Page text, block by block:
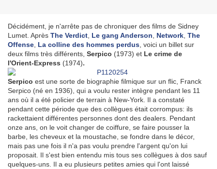
Décidément, je n'arrête pas de chroniquer des films de Sidney
Lumet. Après The Verdict Le gang Anderson Network The
Offense La colline des hommes perdus , voici un billet sur
deux films très différents, Serpico (1973) et Le crime de
l'Orient-Express (1974).
Serpico est une sorte de biographie filmique sur un flic, Franck
Serpico (né en 1936), qui a voulu rester intègre pendant les 11
ans où il a été policier de terrain à New-York. Il a constaté
pendant cette période que des collègues était corrompus: ils
rackettaient différentes personnes dont des dealers. Pendant
onze ans, on le voit changer de coiffure, se faire pousser la
barbe, les cheveux et la moustache, se fondre dans le décor,
mais pas une fois il n'a pas voulu prendre l'argent qu'on lui
proposait. Il s'est bien entendu mis tous ses collègues à dos sauf
quelques-uns. Il a eu plusieurs petites amies qui l'ont laissé